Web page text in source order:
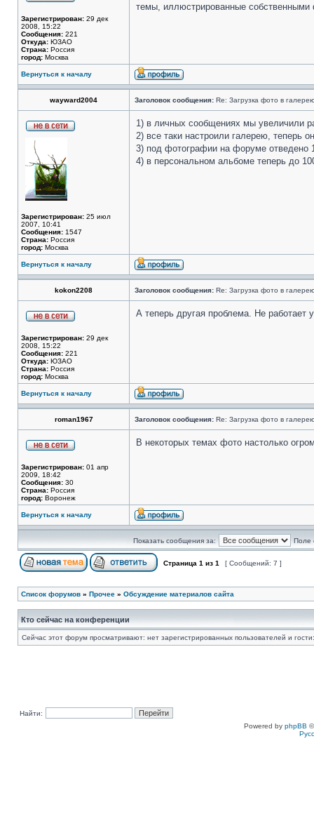
Зарегистрирован: 29 дек
2008, 15:22
Сообщения: 221
Откуда: ЮЗАО
Страна: Россия
город: Москва
темы, иллюстрированные
Вернуться к началу
wayward2004 Заголовок сообщения: Re: Загрузка фото в
Зарегистрирован: 25 июл
2007, 10:41
Сообщения: 1547
Страна: Россия
город: Москва
1) в личных сообщениях мы увеличили
2) все таки настроили галерею, теперь
3) под фотографии на форуме отведено
4) в персональном альбоме теперь до
Вернуться к началу
kokon2208 Заголовок сообщения: Re: Загрузка фото в
Зарегистрирован: 29 дек
2008, 15:22
Сообщения: 221
Откуда: ЮЗАО
Страна: Россия
город: Москва
А теперь другая проблема. Не работает
Вернуться к началу
roman1967 Заголовок сообщения: Re: Загрузка фото в
Зарегистрирован: 01 апр
2009, 18:42
Сообщения: 30
Страна: Россия
город: Воронеж
В некоторых темах фото настолько
Вернуться к началу
Показать сообщения за: Поле
Страница 1 из 1 [ Сообщений: 7 ]
Список форумов » Прочее » Обсуждение материалов сайта
Кто сейчас на конференции
Сейчас этот форум просматривают: нет зарегистрированных пользователей и
Найти:
Powered by phpBB